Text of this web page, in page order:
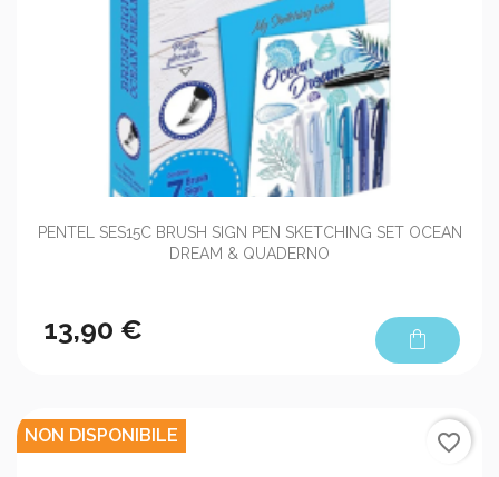
PENTEL SES15C BRUSH SIGN PEN SKETCHING SET OCEAN
DREAM & QUADERNO
13,90 € shopping_bag
NON DISPONIBILE favorite_border